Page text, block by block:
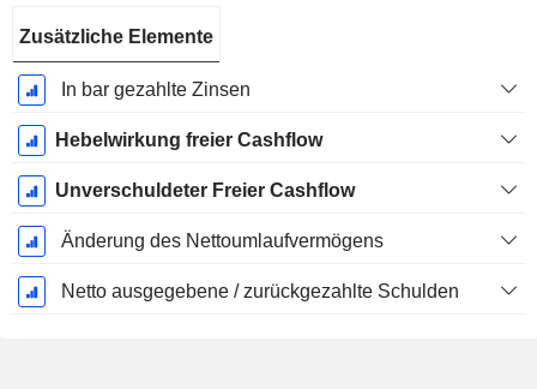
Zusätzliche Elemente
In bar gezahlte Zinsen
Hebelwirkung freier Cashflow
Unverschuldeter Freier Cashflow
Änderung des Nettoumlaufvermögens
Netto ausgegebene / zurückgezahlte Schulden